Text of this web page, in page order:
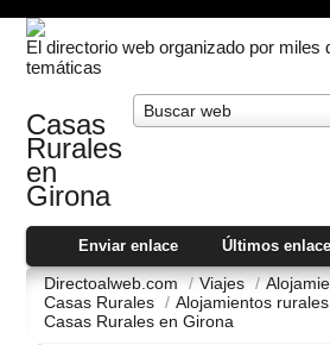
El directorio web organizado por miles
temáticas
Buscar web
Casas
Rurales
en
Girona
Enviar enlace Últimos
Directoalweb.com / Viajes /
Casas Rurales / Alojamientos
Casas Rurales en Girona